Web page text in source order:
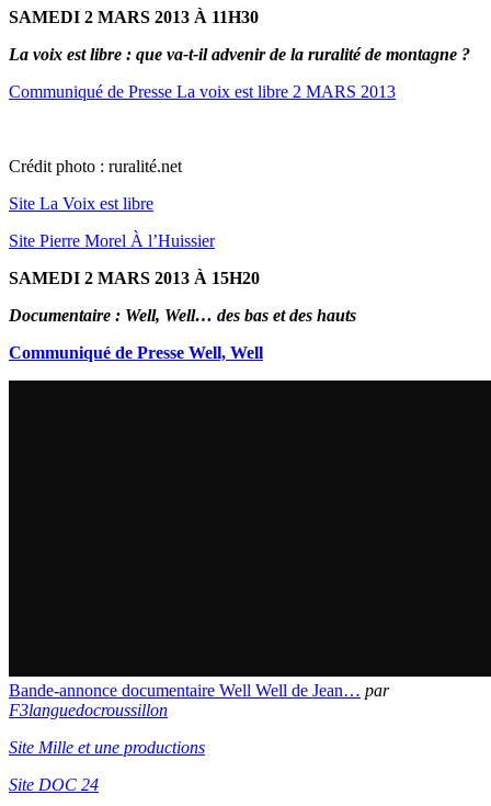
SAMEDI 2 MARS 2013 À 11H30
La voix est libre : que va-t-il advenir de la ruralité de montagne ?
Communiqué de Presse La voix est libre 2 MARS 2013
Crédit photo : ruralité.net
Site La Voix est libre
Site Pierre Morel À l’Huissier
SAMEDI 2 MARS 2013 À 15H20
Documentaire : Well, Well… des bas et des hauts
Communiqué de Presse Well, Well
Bande-annonce documentaire Well Well de Jean… par
F3languedocroussillon
Site Mille et une productions
Site DOC 24